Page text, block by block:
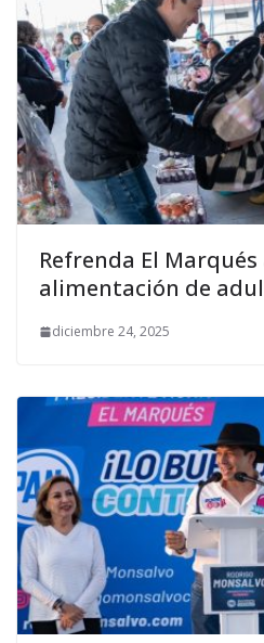
Refrenda El Marqués
alimentación de
diciembre 24, 2025